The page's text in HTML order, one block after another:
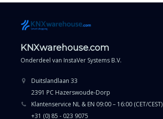
KNXwarehouse.com
Onderdeel van InstaVer Systems B.V.
Duitslandlaan 33
2391 PC Hazerswoude-Dorp
Klantenservice NL & EN 09:00 – 16:00 (CET/CEST)
+31 (0) 85 - 023 9075